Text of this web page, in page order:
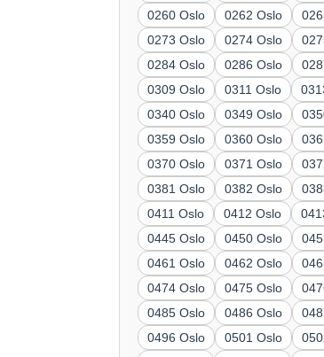
0260 Oslo
0262 Oslo
0273 Oslo
0274 Oslo
0284 Oslo
0286 Oslo
0309 Oslo
0311 Oslo
0340 Oslo
0349 Oslo
0359 Oslo
0360 Oslo
0370 Oslo
0371 Oslo
0381 Oslo
0382 Oslo
0411 Oslo
0412 Oslo
0445 Oslo
0450 Oslo
0461 Oslo
0462 Oslo
0474 Oslo
0475 Oslo
0485 Oslo
0486 Oslo
0496 Oslo
0501 Oslo